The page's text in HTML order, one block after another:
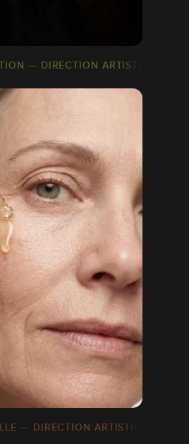
— DIRECTION ARTISTIQUE IA
— DIRECTION ARTISTIQUE IA